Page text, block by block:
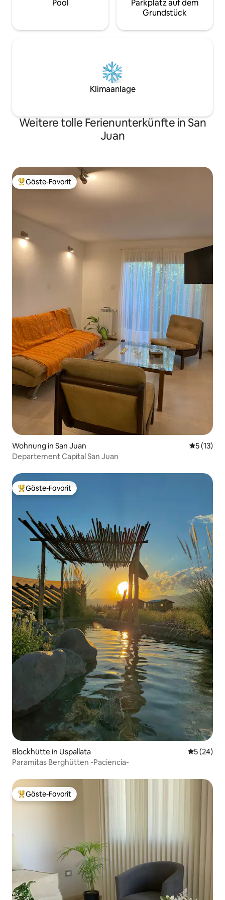
Pool
Parkplatz auf dem
Grundstück
Klimaanlage
Weitere tolle Ferienunterkünfte in San
Juan
Beliebter Gäste-Favorit.
Gäste-Favorit
Wohnung in San Juan
5 (13)
Departement Capital San Juan
Beliebter Gäste-Favorit.
Gäste-Favorit
Blockhütte in Uspallata
5 (24)
Paramitas Berghütten -Paciencia-
Beliebter Gäste-Favorit.
Gäste-Favorit